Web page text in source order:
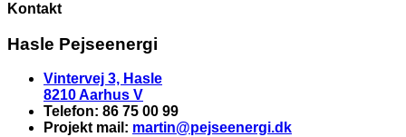
Kontakt
Hasle Pejseenergi
Vintervej 3, Hasle
8210 Aarhus V
Telefon: 86 75 00 99
Projekt mail: martin@pejseenergi.dk